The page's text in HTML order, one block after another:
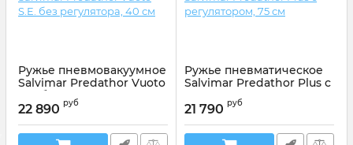
Ружье пневмовакуумное
Salvimar Predathor Vuoto
S.E. без регулятора, 40
см
Артикул:306040S
22 890 руб
Ружье пневматическое
Salvimar Predathor Plus с
регулятором, 75 см
Артикул: 306075P
21 790 руб